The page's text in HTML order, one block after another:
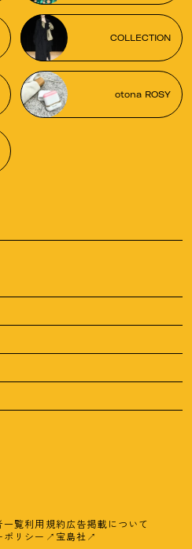
COLLECTION
otona ROSY
一覧利用規約広告掲載について
ポリシー 宝島社